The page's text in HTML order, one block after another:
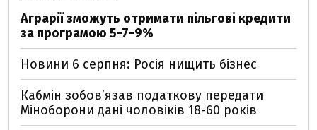
Аграрії зможуть отримати пільгові кредити
за програмою 5-7-9%
Новини 6 серпня: Росія нищить бізнес
Кабмін зобовʼязав податкову передати
Міноборони дані чоловіків 18-60 років